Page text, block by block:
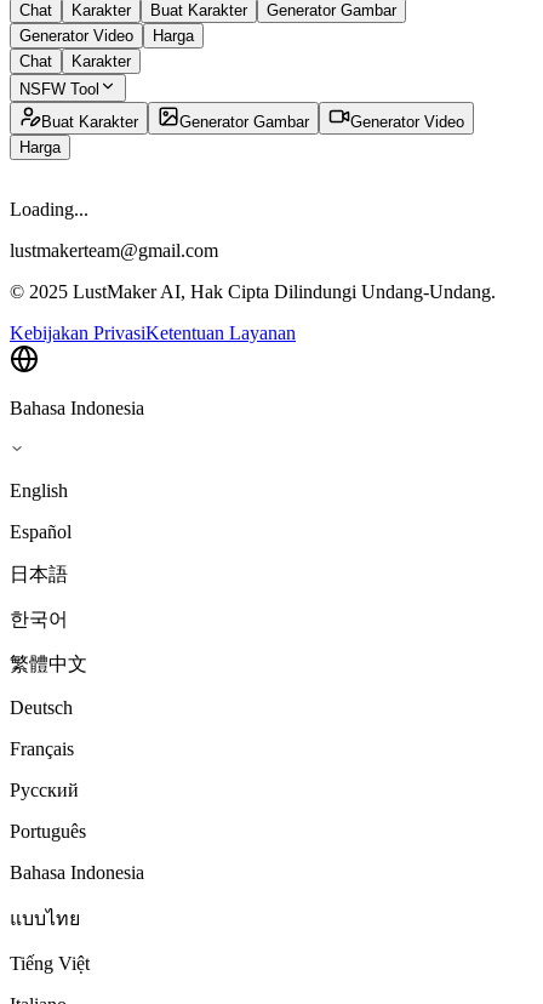
Chat Karakter Buat Karakter
Generator Gambar
Generator Video
Harga
Chat
Karakter
NSFW Tool
Buat Karakter
Generator Gambar
Generator Video
Harga
Loading...
lustmakerteam@gmail.com
© 2025 LustMaker AI, Hak Cipta Dilindungi Undang-Undang.
Kebijakan PrivasiKetentuan Layanan
Bahasa Indonesia
English
Español
日本語
한국어
繁體中文
Deutsch
Français
Русский
Português
Bahasa Indonesia
แบบไทย
Tiếng Việt